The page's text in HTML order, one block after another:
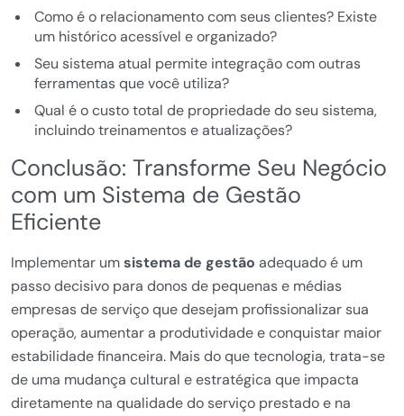
Como é o relacionamento com seus clientes? Existe
um histórico acessível e organizado?
Seu sistema atual permite integração com outras
ferramentas que você utiliza?
Qual é o custo total de propriedade do seu sistema,
incluindo treinamentos e atualizações?
Conclusão: Transforme Seu Negócio
com um Sistema de Gestão
Eficiente
Implementar umsistema de gestão adequado é um
passo decisivo para donos de pequenas e médias
empresas de serviço que desejam profissionalizar sua
operação, aumentar a produtividade e conquistar maior
estabilidade financeira. Mais do que tecnologia, trata-se
de uma mudança cultural e estratégica que impacta
diretamente na qualidade do serviço prestado e na